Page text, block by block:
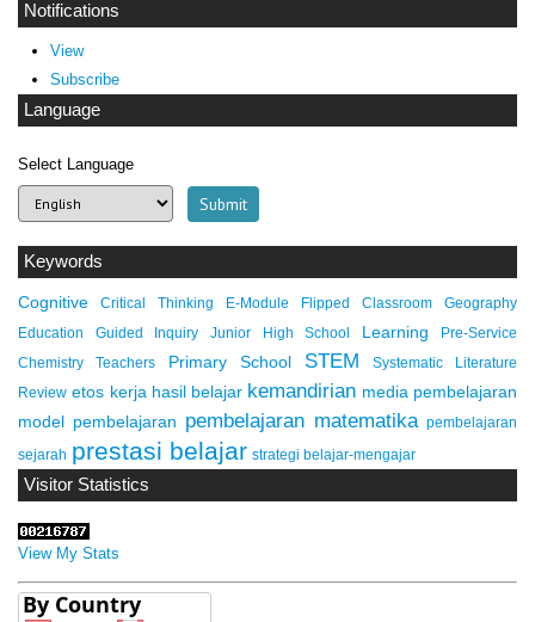
Notifications
View
Subscribe
Language
Select Language
Keywords
Cognitive Critical Thinking E-Module Flipped Classroom
Geography
Education
Guided Inquiry Junior High School Learning
Pre-Service
Chemistry Teachers
Primary School STEM
Systematic Literature
Review etos kerja hasil belajar kemandirian media pembelajaran
model pembelajaran pembelajaran matematika pembelajaran
sejarah prestasi belajar strategi belajar-mengajar
Visitor Statistics
View My Stats